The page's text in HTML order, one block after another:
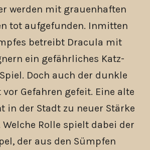
werden mit grauenhaften
tot aufgefunden. Inmitten
betreibt Dracula mit
ein gefährliches Katz-
Doch auch der dunkle
Gefahren gefeit. Eine alte
in der Stadt zu neuer Stärke
Welche Rolle spielt dabei der
der aus den Sümpfen